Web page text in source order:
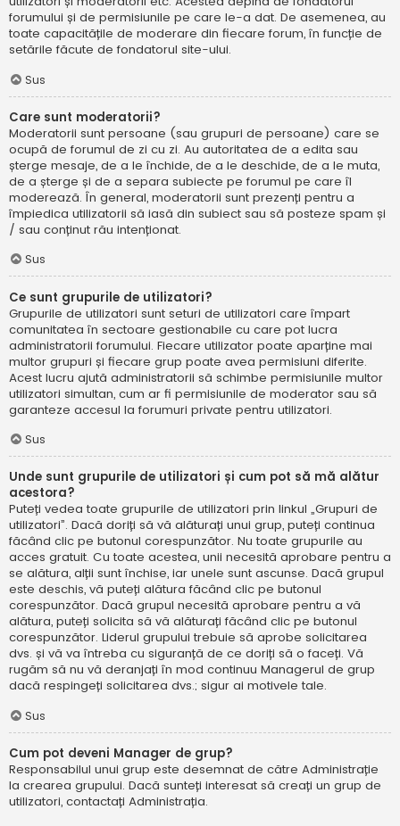
forumului și de permisiunile pe care le-a dat. De asemenea, au
toate capacitățile de moderare din fiecare forum, în funcție de
setările făcute de fondatorul site-ului.
Sus
Care sunt moderatorii?
Moderatorii sunt persoane (sau grupuri de persoane) care se
ocupă de forumul de zi cu zi. Au autoritatea de a edita sau
șterge mesaje, de a le închide, de a le deschide, de a le muta,
de a șterge și de a separa subiecte pe forumul pe care îl
moderează. În general, moderatorii sunt prezenți pentru a
împiedica utilizatorii să iasă din subiect sau să posteze spam și
/ sau conținut rău intenționat.
Sus
Ce sunt grupurile de utilizatori?
Grupurile de utilizatori sunt seturi de utilizatori care împart
comunitatea în sectoare gestionabile cu care pot lucra
administratorii forumului. Fiecare utilizator poate aparține mai
multor grupuri și fiecare grup poate avea permisiuni diferite.
Acest lucru ajută administratorii să schimbe permisiunile multor
utilizatori simultan, cum ar fi permisiunile de moderator sau să
garanteze accesul la forumuri private pentru utilizatori.
Sus
Unde sunt grupurile de utilizatori și cum pot să mă alătur
acestora?
Puteți vedea toate grupurile de utilizatori prin linkul „Grupuri de
utilizatori”. Dacă doriți să vă alăturați unui grup, puteți continua
făcând clic pe butonul corespunzător. Nu toate grupurile au
acces gratuit. Cu toate acestea, unii necesită aprobare pentru a
se alătura, alții sunt închise, iar unele sunt ascunse. Dacă grupul
este deschis, vă puteți alătura făcând clic pe butonul
corespunzător. Dacă grupul necesită aprobare pentru a vă
alătura, puteți solicita să vă alăturați făcând clic pe butonul
corespunzător. Liderul grupului trebuie să aprobe solicitarea
dvs. și vă va întreba cu siguranță de ce doriți să o faceți. Vă
rugăm să nu vă deranjați în mod continuu Managerul de grup
dacă respingeți solicitarea dvs.; sigur ai motivele tale.
Sus
Cum pot deveni Manager de grup?
Responsabilul unui grup este desemnat de către Administrație
la crearea grupului. Dacă sunteți interesat să creați un grup de
utilizatori, contactați Administrația.